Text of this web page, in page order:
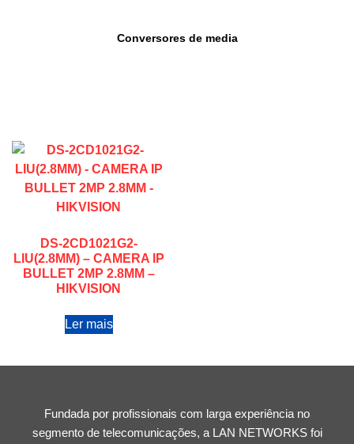
Conversores de media
DS-2CD1021G2-
LIU(2.8MM) – CAMERA IP
BULLET 2MP 2.8MM –
HIKVISION
Ler mais
Fundada por profissionais com larga experiência no
segmento de telecomunicações, a LAN NETWORKS foi